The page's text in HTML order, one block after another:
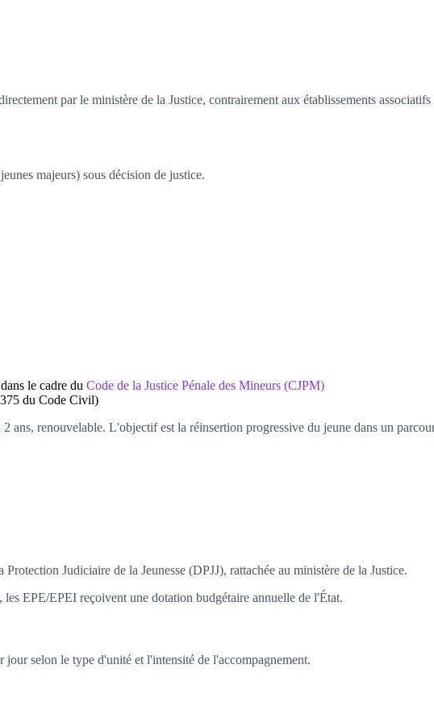
par le ministère de la Justice, contrairement aux établissements associatifs
majeurs) sous décision de justice.
le cadre du Code de la Justice Pénale des Mineurs (CJPM)
du Code Civil)
ans, renouvelable. L'objectif est la réinsertion progressive du jeune dans un
Judiciaire de la Jeunesse (DPJJ), rattachée au ministère de la Justice.
EPE/EPEI reçoivent une dotation budgétaire annuelle de l'État.
selon le type d'unité et l'intensité de l'accompagnement.